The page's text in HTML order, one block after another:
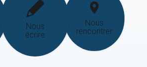
Nous
écrire
Nous
rencontrer